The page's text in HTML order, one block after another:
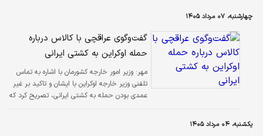
چهارشنبه، ۰۷ مرداد ۱۴۰۵
گفت‌و‌گوی عراقچی با کالاس درباره
حمله اوکراین به کشتی ایرانی
مهر: وزیر امور خارجه کشورمان با اشاره به تماس
تلفنی وزیر خارجه اوکراین با ایشان و تاکید بر غیر
عمدی بودن حمله به کشتی ایرانی، تصریح کرد که
یکشنبه، ۰۴ مرداد ۱۴۰۵